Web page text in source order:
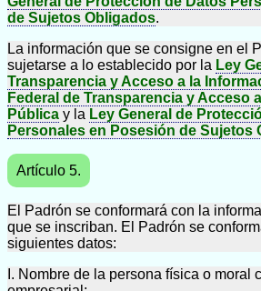
de Sujetos Obligados.
La información que se consigne en el
sujetarse a lo establecido por la Ley
Transparencia y Acceso a la
Federal de Transparencia y Acceso
Pública y la Ley General de
Personales en Posesión de Sujetos
Artículo 5.
El Padrón se conformará con la
que se inscriban. El Padrón se
siguientes datos:
I. Nombre de la persona física o moral